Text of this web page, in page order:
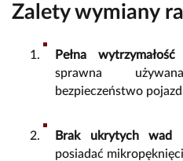
Zalety wymiany
Pełna
sprawna
bezpieczeństwo
Brak ukrytych wad
posiadać